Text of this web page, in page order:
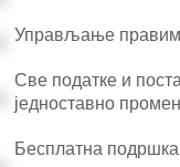
Управљање
Све податке и
једноставно
Бесплатна